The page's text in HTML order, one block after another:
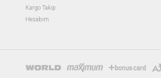
Kargo Takip
Hesabım